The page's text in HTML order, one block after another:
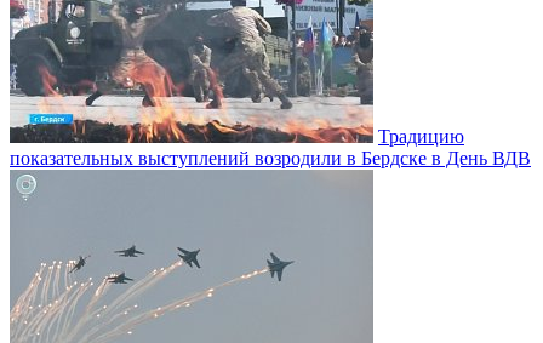
Традицию
показательных выступлений возродили в Бердске в День ВДВ